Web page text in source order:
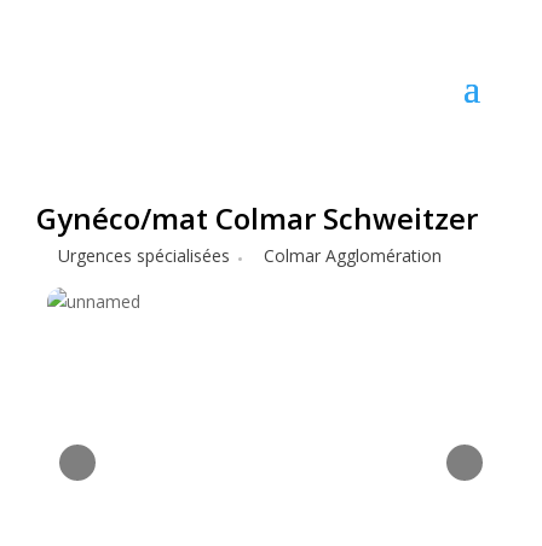
Gynéco/mat Colmar Schweitzer
Urgences spécialisées Colmar Agglomération